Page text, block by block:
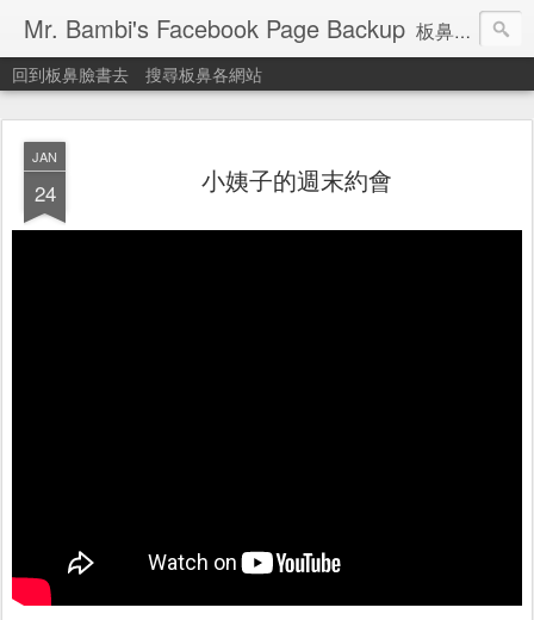
Mr. Bambi's Facebook Page Backup 板鼻臉書備份站
回到板鼻臉書去 搜尋板鼻各網站
JAN
24 小姨子的週末約會